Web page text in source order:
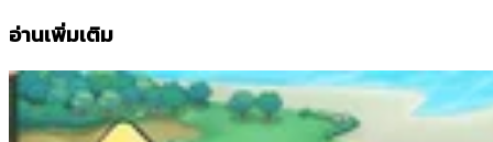
อ่านเพิ่มเติม